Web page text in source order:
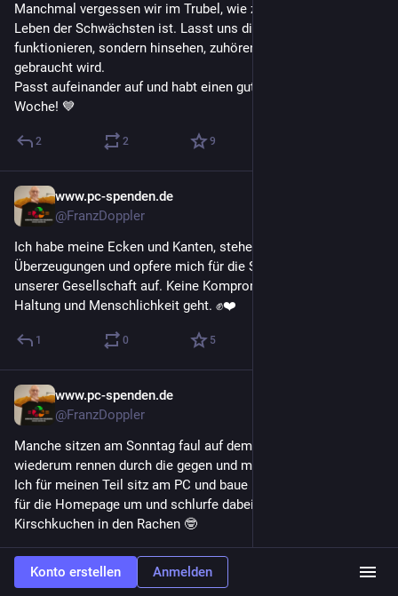
​Manchmal vergessen wir im Trubel, wie zerbrechlich das
Leben der Schwächsten ist. Lasst uns diese Woche nicht nur
funktionieren, sondern hinsehen, zuhören und da sein, wo Hilfe
gebraucht wird.
​Passt aufeinander auf und habt einen guten Start in die
Woche! 💙
2 2 9
www.pc-spenden.de
@FranzDoppler
Ich habe meine Ecken und Kanten, stehe fest zu meinen
Überzeugungen und opfere mich für die Schwächsten in
unserer Gesellschaft auf. Keine Kompromisse, wenn es um
Haltung und Menschlichkeit geht. ✊❤️
1 0 5
www.pc-spenden.de
@FranzDoppler
Manche sitzen am Sonntag faul auf dem Sofa herum, andere
wiederum rennen durch die gegen und machen einen Ausflug.
Ich für meinen Teil sitz am PC und baue mir ein paar Module
für die Homepage um und schlurfe dabei Kaffee und stopf mir
Kirschkuchen in den Rachen 🤓
1 0 5
Konto erstellen Anmelden